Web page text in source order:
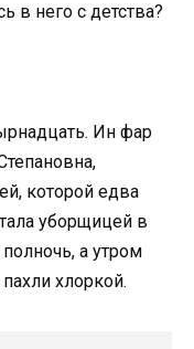
в него с детства?
Ин фар
которой едва
уборщицей в
а утром
хлоркой.